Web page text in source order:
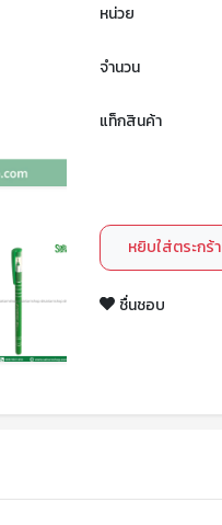
หน่วย
จำนวน
แท็กสินค้า
หยิบใส่ตระกร้า
ชื่นชอบ